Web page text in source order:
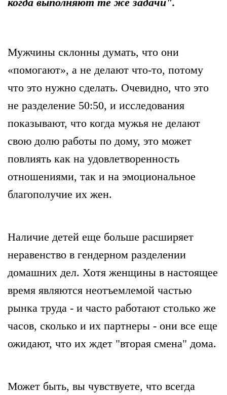
Мужчины склонны думать, что они
«помогают», а не делают что-то, потому
что это нужно сделать. Очевидно, что это
не разделение 50:50, и исследования
показывают, что когда мужья не делают
свою долю работы по дому, это может
повлиять как на удовлетворенность
отношениями, так и на эмоциональное
благополучие их жен.
Наличие детей еще больше расширяет
неравенство в гендерном разделении
домашних дел. Хотя женщины в настоящее
время являются неотъемлемой частью
рынка труда - и часто работают столько же
часов, сколько и их партнеры - они все еще
ожидают, что их ждет "вторая смена" дома.
Может быть, вы чувствуете, что всегда